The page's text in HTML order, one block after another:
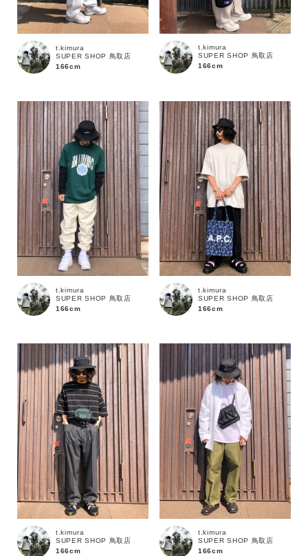
価格
商品タイプ
通常商品 予約商品
セール価格 WEB限定
在庫
在庫あり 在庫なし含む
t.kimura
SUPER SHOP 鳥取店
166cm
t.kimura
SUPER SHOP 鳥取店
166cm
t.kimura
SUPER SHOP 鳥取店
166cm
t.kimura
SUPER SHOP 鳥取店
166cm
t.kimura
SUPER SHOP 鳥取店
166cm
t.kimura
SUPER SHOP 鳥取店
166cm